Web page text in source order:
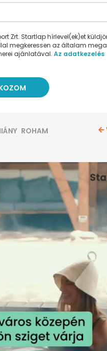
Zrt. Startlap hírlevel(ek)et
megkeressen az általam
ajánlatával. Az adatkezelés
ROHAM